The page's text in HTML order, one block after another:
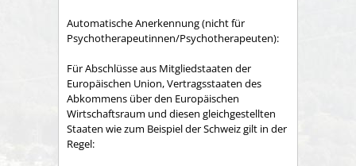
Automatische Anerkennung (nicht für
Psychotherapeutinnen/Psychotherapeuten):
Für Abschlüsse aus Mitgliedstaaten der
Europäischen Union, Vertragsstaaten des
Abkommens über den Europäischen
Wirtschaftsraum und diesen gleichgestellten
Staaten wie zum Beispiel der Schweiz gilt in der
Regel: